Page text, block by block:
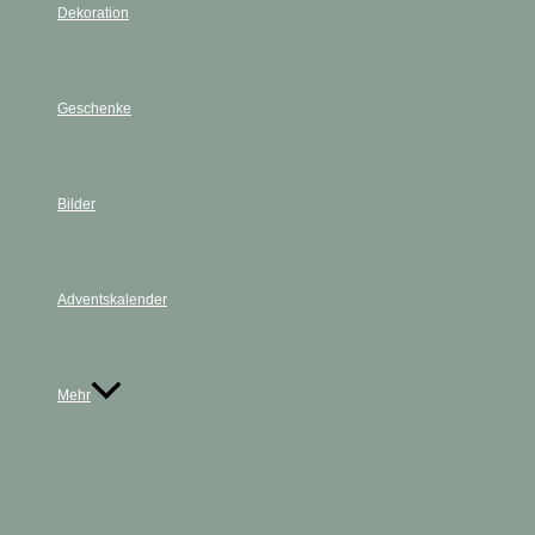
Dekoration
Geschenke
Bilder
Adventskalender
Mehr